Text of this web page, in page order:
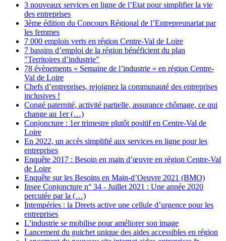
3 nouveaux services en ligne de l’Etat pour simplifier la vie
des entreprises
3ème édition du Concours Régional de l’Entrepreunariat par
les femmes
7 000 emplois verts en région Centre-Val de Loire
7 bassins d’emploi de la région bénéficient du plan
"Territoires d’industrie"
78 évènements « Semaine de l’industrie » en région Centre-
Val de Loire
Chefs d’entreprises, rejoignez la communauté des entreprises
inclusives !
Congé paternité, activité partielle, assurance chômage, ce qui
change au 1er (…)
Conjoncture : 1er trimestre plutôt positif en Centre-Val de
Loire
En 2022, un accès simplifié aux services en ligne pour les
entreprises
Enquête 2017 : Besoin en main d’œuvre en région Centre-Val
de Loire
Enquête sur les Besoins en Main-d’Oeuvre 2021 (BMO)
Insee Conjoncture n° 34 - Juillet 2021 : Une année 2020
percutée par la (…)
Intempéries : la Dreets active une cellule d’urgence pour les
entreprises
L’industrie se mobilise pour améliorer son image
Lancement du guichet unique des aides accessibles en région